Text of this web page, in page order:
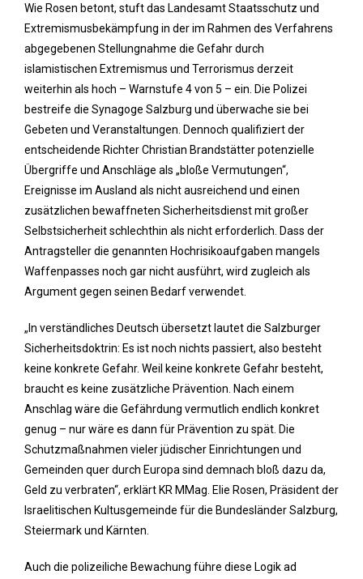
Wie Rosen betont, stuft das Landesamt Staatsschutz und
Extremismusbekämpfung in der im Rahmen des Verfahrens
abgegebenen Stellungnahme die Gefahr durch
islamistischen Extremismus und Terrorismus derzeit
weiterhin als hoch – Warnstufe 4 von 5 – ein. Die Polizei
bestreife die Synagoge Salzburg und überwache sie bei
Gebeten und Veranstaltungen. Dennoch qualifiziert der
entscheidende Richter Christian Brandstätter potenzielle
Übergriffe und Anschläge als „bloße Vermutungen“,
Ereignisse im Ausland als nicht ausreichend und einen
zusätzlichen bewaffneten Sicherheitsdienst mit großer
Selbstsicherheit schlechthin als nicht erforderlich. Dass der
Antragsteller die genannten Hochrisikoaufgaben mangels
Waffenpasses noch gar nicht ausführt, wird zugleich als
Argument gegen seinen Bedarf verwendet.
„In verständliches Deutsch übersetzt lautet die Salzburger
Sicherheitsdoktrin: Es ist noch nichts passiert, also besteht
keine konkrete Gefahr. Weil keine konkrete Gefahr besteht,
braucht es keine zusätzliche Prävention. Nach einem
Anschlag wäre die Gefährdung vermutlich endlich konkret
genug – nur wäre es dann für Prävention zu spät. Die
Schutzmaßnahmen vieler jüdischer Einrichtungen und
Gemeinden quer durch Europa sind demnach bloß dazu da,
Geld zu verbraten“, erklärt KR MMag. Elie Rosen, Präsident der
Israelitischen Kultusgemeinde für die Bundesländer Salzburg,
Steiermark und Kärnten.
Auch die polizeiliche Bewachung führe diese Logik ad